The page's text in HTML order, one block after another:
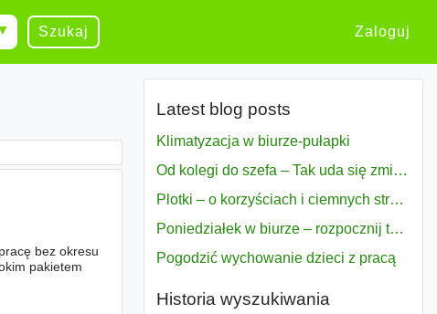
Szukaj Zaloguj
bez okresu
pakietem
Latest blog posts
Klimatyzacja w biurze-pułapki
Od kolegi do szefa – Tak uda się zmiana bezproblemowo
Plotki – o korzyściach i ciemnych stronach
Poniedziałek w biurze – rozpocznij tydzień w pełni zmotywowany
Pogodzić wychowanie dzieci z pracą
Historia wyszukiwania